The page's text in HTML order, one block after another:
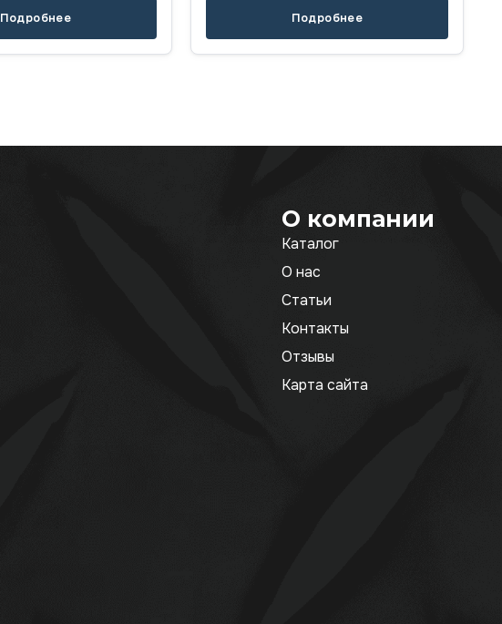
Подробнее Подробнее
О компании
Каталог
О нас
Статьи
Контакты
Отзывы
Карта сайта